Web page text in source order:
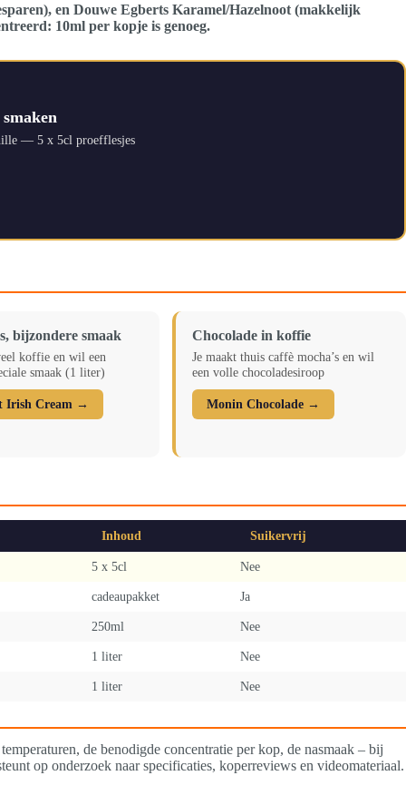
en Douwe Egberts Karamel/Hazelnoot (makkelijk
10ml per kopje is genoeg.
— 5 x 5cl proefflesjes
bijzondere smaak
koffie en wil een
smaak (1 liter)
Irish Cream →
Chocolade in koffie
Je maakt thuis caffè mocha’s en wil
een volle chocoladesiroop
Monin Chocolade →
Inhoud Suikervrij
5 x 5cl Nee
cadeaupakket Ja
250ml Nee
1 liter Nee
1 liter Nee
de benodigde concentratie per kop, de nasmaak – bij
op onderzoek naar specificaties, koperreviews en videomateriaal.